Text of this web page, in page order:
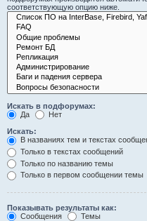
соответствующую опцию ниже.
Искать в подфорумах:
Да
Нет
Искать:
В названиях тем и текстах
Только в текстах сообщений
Только по названию темы
Только в первом сообщении темы
Показывать результаты как:
Сообщения
Темы